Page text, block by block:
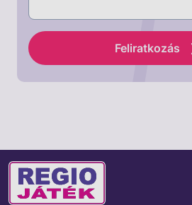
Feliratkozás